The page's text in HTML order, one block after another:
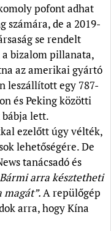
pofont adhat
számára, de a 2019-
se rendelt
bizalom pillanata,
az amerikai gyártó
leszállított egy 787-
és Peking közötti
lett.
ezelőtt úgy vélték,
lehetőségére. De
tanácsadó és
arra késztetheti
magát”.A repülőgép
arra, hogy Kína